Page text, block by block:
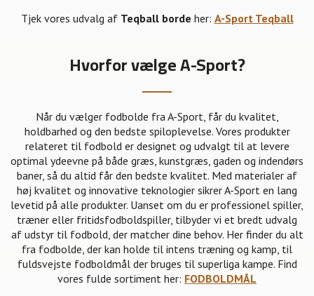
Tjek vores udvalg af Teqball borde her: A-Sport Teqball
Hvorfor vælge A-Sport?
Når du vælger fodbolde fra A-Sport, får du kvalitet,
holdbarhed og den bedste spiloplevelse. Vores produkter
relateret til fodbold er designet og udvalgt til at levere
optimal ydeevne på både græs, kunstgræs, gaden og indendørs
baner, så du altid får den bedste kvalitet. Med materialer af
høj kvalitet og innovative teknologier sikrer A-Sport en lang
levetid på alle produkter. Uanset om du er professionel spiller,
træner eller fritidsfodboldspiller, tilbyder vi et bredt udvalg
af udstyr til fodbold, der matcher dine behov. Her finder du alt
fra fodbolde, der kan holde til intens træning og kamp, til
fuldsvejste fodboldmål der bruges til superliga kampe. Find
vores fulde sortiment her: FODBOLDMÅL